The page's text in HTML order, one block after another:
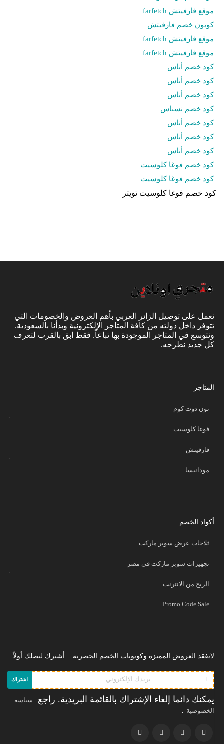
موقع فارفيتش farfetch
كوبون خصم فارفيتش
موقع فارفيتش farfetch
موقع فارفيتش farfetch
كود خصم أناس
كود خصم أناس
كود خصم أناس
كود خصم نسناس
كود خصم أناس
كود خصم أناس
كود خصم أناس
كود خصم فوغا كلوسيت
كود خصم فوغا كلوسيت
كود خصم فوغا كلوسيت تويتر
نعمل على توصيل الزائر العربي بأهم العروض والخصومات التي
تتوفر داخل دولته من كافة المتاجر الإلكترونية وبدأنا بالسعودية.
ونتوسع في المتاجر الموجودة بها تباعاً. فقط ابق بالقرب لتعرف
كل جديد نطرحه.
المتاجر
نون دوت كوم
فوغا كلوسيت
فارفيتش
مودانيسا
أكواد الخصم
ثلاجات عرض سوبر ماركت
تجهيزات سوبر ماركت في مصر
الريح من الانترنت
Promo Code Sale
لاتفقد العروض المميزة وكوبونات الخصم الحصرية .. أشترك لتصلك أولاً
اشتراك
يمكنك دائما إلغاء الإشتراك بالقائمة البريدية. راجع
سياسة
الخصوصية .